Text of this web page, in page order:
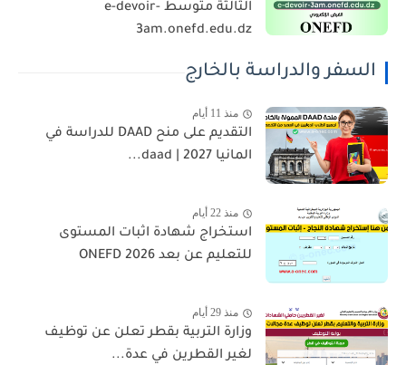
الثالثة متوسط e-devoir-
3am.onefd.edu.dz
السفر والدراسة بالخارج
منذ 11 أيام
التقديم على منح DAAD للدراسة في
المانيا 2027 | daad...
منذ 22 أيام
استخراج شهادة اثبات المستوى
للتعليم عن بعد 2026 ONEFD
منذ 29 أيام
وزارة التربية بقطر تعلن عن توظيف
لغير القطرين في عدة...